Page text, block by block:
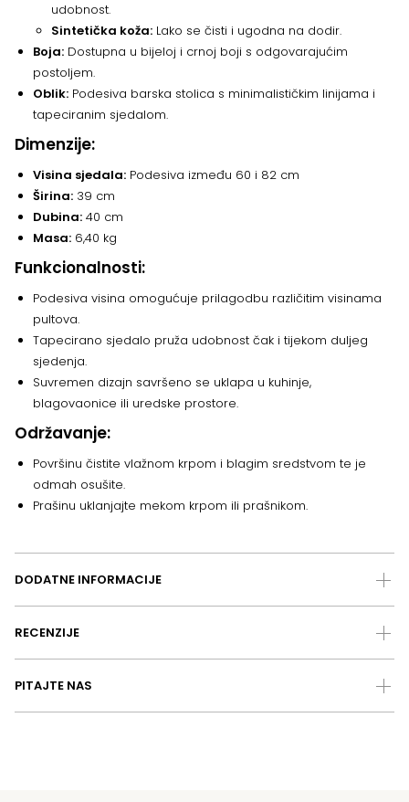
udobnost.
Sintetička koža: Lako se čisti i ugodna na dodir.
Boja: Dostupna u bijeloj i crnoj boji s odgovarajućim
postoljem.
Oblik: Podesiva barska stolica s minimalističkim linijama i
tapeciranim sjedalom.
Dimenzije:
Visina sjedala: Podesiva između 60 i 82 cm
Širina: 39 cm
Dubina: 40 cm
Masa: 6,40 kg
Funkcionalnosti:
Podesiva visina omogućuje prilagodbu različitim visinama
pultova.
Tapecirano sjedalo pruža udobnost čak i tijekom duljeg
sjedenja.
Suvremen dizajn savršeno se uklapa u kuhinje,
blagovaonice ili uredske prostore.
Održavanje:
Površinu čistite vlažnom krpom i blagim sredstvom te je
odmah osušite.
Prašinu uklanjajte mekom krpom ili prašnikom.
DODATNE INFORMACIJE
RECENZIJE
PITAJTE NAS